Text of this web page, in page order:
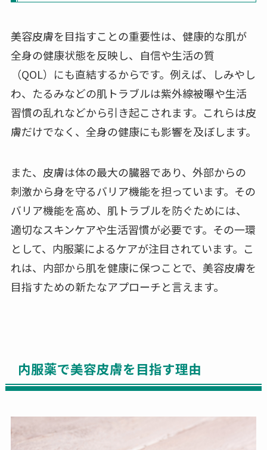
美容皮膚を目指すことの重要性は、健康的な肌が
全身の健康状態を反映し、自信や生活の質
（QOL）にも直結するからです。例えば、しみやし
わ、たるみなどの肌トラブルは紫外線被曝や生活
習慣の乱れなどから引き起こされます。これらは皮
膚だけでなく、全身の健康にも影響を及ぼします。
また、皮膚は体の最大の臓器であり、外部からの
刺激から身を守るバリア機能を担っています。その
バリア機能を高め、肌トラブルを防ぐためには、
適切なスキンケアや生活習慣が必要です。その一環
として、内服薬によるケアが注目されています。こ
れは、内部から肌を健康に保つことで、美容皮膚を
目指すための新たなアプローチと言えます。
内服薬で美容皮膚を目指す理由